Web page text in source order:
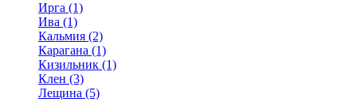
Ирга (1)
Ива (1)
Кальмия (2)
Карагана (1)
Кизильник (1)
Клен (3)
Лещина (5)